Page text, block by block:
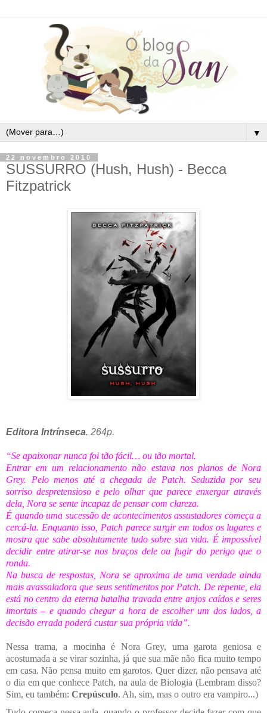
▼
22 novembro 2010
SUSSURRO (Hush, Hush) - Becca
Fitzpatrick
Editora Intrínseca. 264p.
“Se apaixonar nunca foi tão fácil… ou tão mortal.
Entrar em um relacionamento não estava nos planos de Nora
Grey. Pelo menos até a chegada de Patch. Seduzida por seu
sorriso despretensioso e pelo olhar que parece enxergar através
dela, Nora se sente incapaz de pensar com clareza.
É quando uma sucessão de acontecimentos assustadores começa a
cercá-la. Enquanto isso, Patch parece surgir em todos os lugares e
mostra que sabe absolutamente tudo sobre sua vida. É impossível
decidir entre atirar-se nos braços dele ou fugir do perigo que o
ronda.
Na busca de respostas, Nora se aproxima de uma verdade ainda
mais avassaladora que seus sentimentos por Patch. De repente, ela
está no centro da eterna batalha travada entre anjos caídos e seres
imortais – e quando chegar a hora de escolher um dos lados, a
decisão errada poderá custar sua própria vida”.
Nessa trama, a mocinha é Nora Grey, uma garota geniosa e
acostumada a se virar sozinha, já que sua mãe não fica muito tempo
em casa. Não pensa muito em garotos. Quer dizer, não pensava até
o dia em que conhece Patch, na aula de Biologia (Lembram disso?
Sim, eu também: Crepúsculo. Ah, sim, mas o outro era vampiro...)